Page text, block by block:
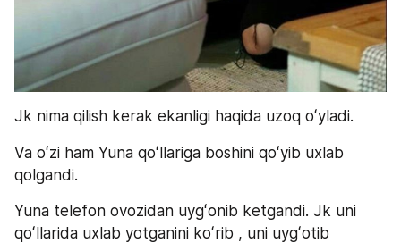
Jk nima qilish kerak ekanligi haqida uzoq oʻyladi.
Va oʻzi ham Yuna qoʻllariga boshini qoʻyib uxlab
qolgandi.
Yuna telefon ovozidan uygʻonib ketgandi. Jk uni
qoʻllarida uxlab yotganini koʻrib , uni uygʻotib